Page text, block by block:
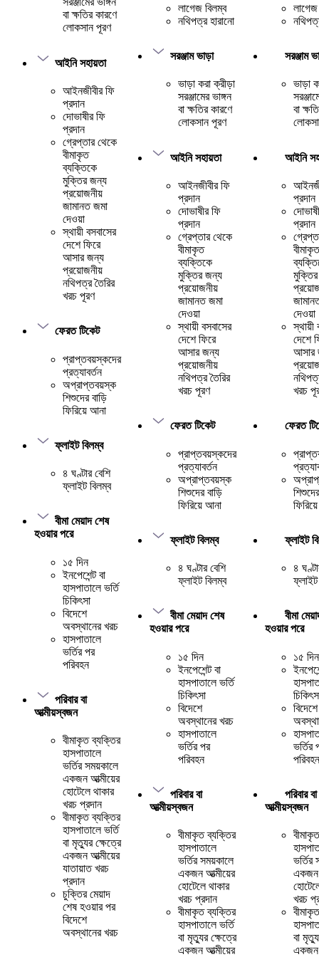
বা ক্ষতির কারণে
লোকসান পূরণ
আইনি সহায়তা
আইনজীবীর ফি
প্রদান
দোভাষীর ফি
প্রদান
গ্রেপ্তার থেকে
বীমাকৃত
ব্যক্তিকে
মুক্তির জন্য
প্রয়োজনীয়
জামানত জমা
দেওয়া
স্থায়ী বসবাসের
দেশে ফিরে
আসার জন্য
প্রয়োজনীয়
নথিপত্র তৈরির
খরচ পূরণ
ফেরত টিকেট
প্রাপ্তবয়স্কদের
প্রত্যাবর্তন
অপ্রাপ্তবয়স্ক
শিশুদের বাড়ি
ফিরিয়ে আনা
ফ্লাইট বিলম্ব
৪ ঘণ্টার বেশি
ফ্লাইট বিলম্ব
বীমা মেয়াদ শেষ
হওয়ার পরে
১৫ দিন
ইনপেশেন্ট বা
হাসপাতালে ভর্তি
চিকিৎসা
বিদেশে
অবস্থানের খরচ
হাসপাতালে
ভর্তির পর
পরিবহন
পরিবার বা
আত্মীয়স্বজন
বীমাকৃত ব্যক্তির
হাসপাতালে
ভর্তির সময়কালে
একজন আত্মীয়ের
হোটেলে থাকার
খরচ প্রদান
বীমাকৃত ব্যক্তির
হাসপাতালে ভর্তি
বা মৃত্যুর ক্ষেত্রে
একজন আত্মীয়ের
যাতায়াত খরচ
প্রদান
চুক্তির মেয়াদ
শেষ হওয়ার পর
বিদেশে
অবস্থানের খরচ
লাগেজ বিলম্ব
নথিপত্র হারানো
সরঞ্জাম ভাড়া
ভাড়া করা ক্রীড়া
সরঞ্জামের ভাঙ্গন
বা ক্ষতির কারণে
লোকসান পূরণ
আইনি সহায়তা
আইনজীবীর ফি
প্রদান
দোভাষীর ফি
প্রদান
গ্রেপ্তার থেকে
বীমাকৃত
ব্যক্তিকে
মুক্তির জন্য
প্রয়োজনীয়
জামানত জমা
দেওয়া
স্থায়ী বসবাসের
দেশে ফিরে
আসার জন্য
প্রয়োজনীয়
নথিপত্র তৈরির
খরচ পূরণ
ফেরত টিকেট
প্রাপ্তবয়স্কদের
প্রত্যাবর্তন
অপ্রাপ্তবয়স্ক
শিশুদের বাড়ি
ফিরিয়ে আনা
ফ্লাইট বিলম্ব
৪ ঘণ্টার বেশি
ফ্লাইট বিলম্ব
বীমা মেয়াদ শেষ
হওয়ার পরে
১৫ দিন
ইনপেশেন্ট বা
হাসপাতালে ভর্তি
চিকিৎসা
বিদেশে
অবস্থানের খরচ
হাসপাতালে
ভর্তির পর
পরিবহন
পরিবার বা
আত্মীয়স্বজন
বীমাকৃত ব্যক্তির
হাসপাতালে
ভর্তির সময়কালে
একজন আত্মীয়ের
হোটেলে থাকার
খরচ প্রদান
বীমাকৃত ব্যক্তির
হাসপাতালে ভর্তি
বা মৃত্যুর ক্ষেত্রে
একজন আত্মীয়ের
লাগেজ
সরঞ্জাম
ভাড়া
বা
আইনি
প্রদান
প্রদান
বীমাকৃত
দেওয়া
স্থায়ী
দেশে
আসার
খরচ
ফেরত
ফ্লাইট
৪
ফ্লাইট
বীমা
হওয়ার পরে
১৫ দিন
বিদেশে
ভর্তির
পরিবহন
পরিবার বা
আত্মীয়স্বজন
ভর্তির
একজন
খরচ
বা
একজন